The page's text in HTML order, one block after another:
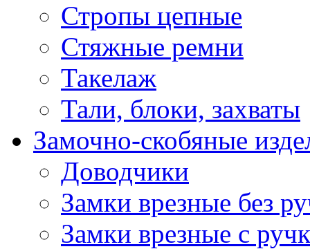
Стропы цепные
Стяжные ремни
Такелаж
Тали, блоки, захваты
Замочно-скобяные
Доводчики
Замки врезные без
Замки врезные с